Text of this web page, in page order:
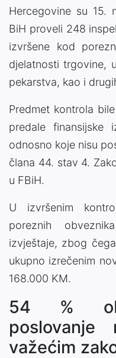
Hercegovine su 15.
BiH proveli 248
izvršene kod
djelatnosti trgovine,
pekarstva, kao i
Predmet kontrola
predale finansijske
odnosno koje nisu
člana 44. stav 4.
u FBiH.
U izvršenim
poreznih
izvještaje, zbog
ukupno izrečenim
168.000 KM.
54 %
važećim